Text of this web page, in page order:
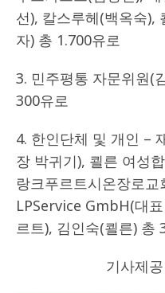
선), 칼스루헤(백옥숙),
자) 총 1.700유로
3. 민주평통 자문위원(
300유로
4. 한인단체 및 개인 –
장 박귀기), 쾰른 여성
랑크푸르트시온장로
LPService GmbH(대
르트), 김인숙(쾰른) 총
기사제